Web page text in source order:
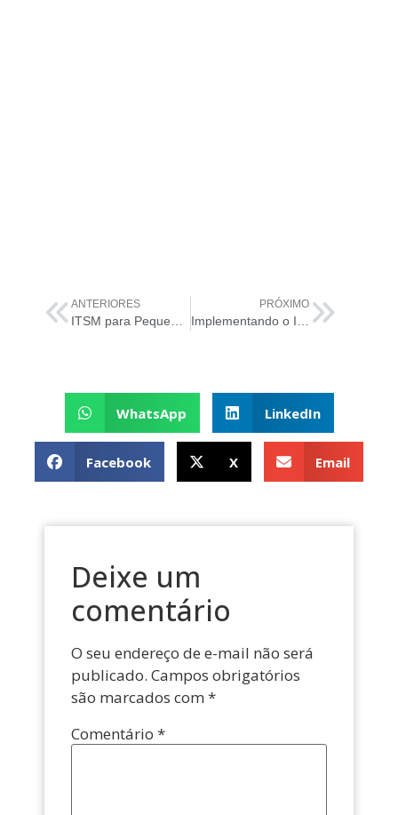
ANTERIORES PRÓXIMO
WhatsApp LinkedIn
Facebook X Email
Deixe um
comentário
O seu endereço de e-mail não será
publicado. Campos obrigatórios
são marcados com *
Comentário *